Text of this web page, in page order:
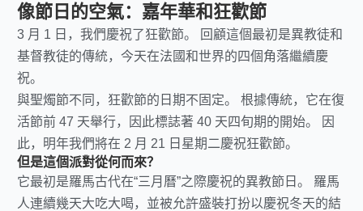
像節日的空氣：嘉年華和狂歡節
3 月 1 日，我們慶祝了狂歡節。 回顧這個最初是異教徒和
基督教徒的傳統，今天在法國和世界的四個角落繼續慶
祝。
與聖燭節不同，狂歡節的日期不固定。 根據傳統，它在復
活節前 47 天舉行，因此標誌著 40 天四旬期的開始。 因
此，明年我們將在 2 月 21 日星期二慶祝狂歡節。
但是這個派對從何而來？
它最初是羅馬古代在“三月曆”之際慶祝的異教節日。 羅馬
人連續幾天大吃大喝，並被允許盛裝打扮以慶祝冬天的結